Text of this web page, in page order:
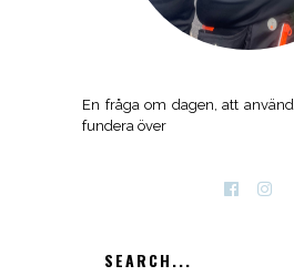
En fråga om dagen, att
fundera över